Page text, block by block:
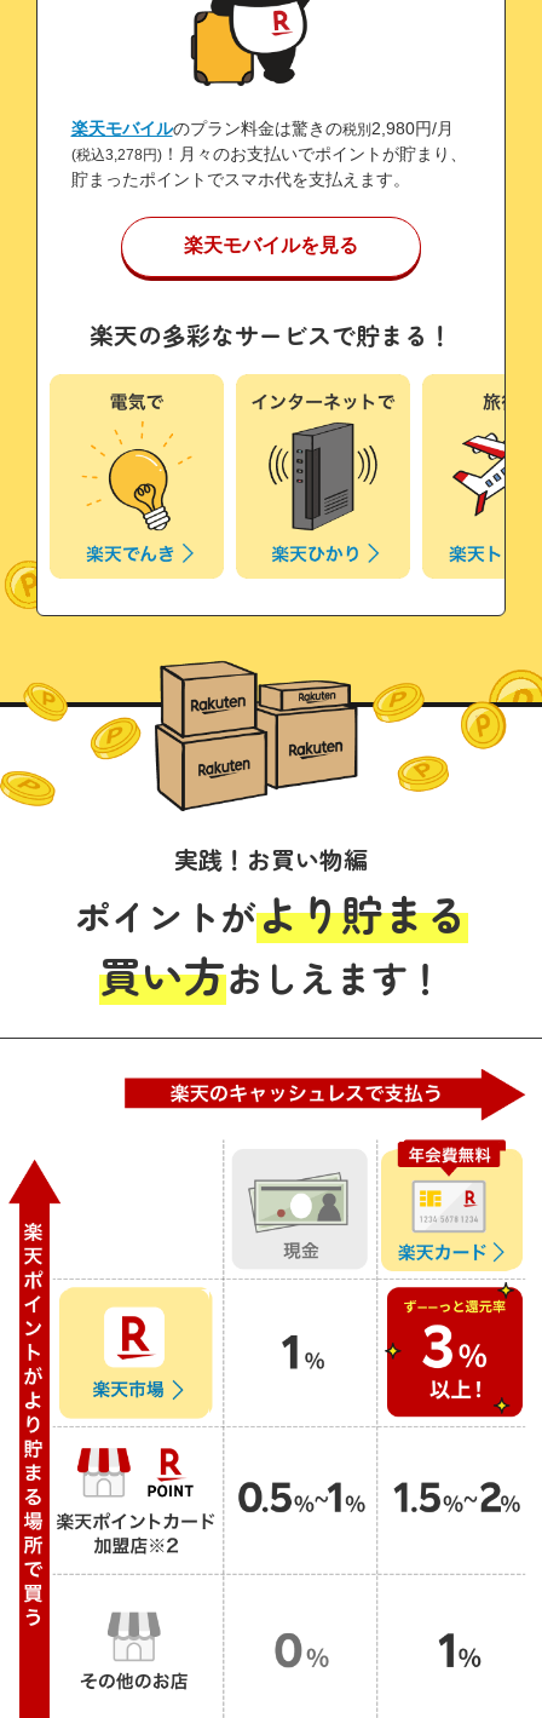
楽天モバイルのプラン料金は驚きの税別2,980円/月
(税込3,278円)！月々のお支払いでポイントが貯まり、
貯まったポイントでスマホ代を支払えます。
楽天モバイルを見る
楽天の多彩なサービスで貯まる！
実践！お買い物編
ポイントがより貯まる
買い方おしえます！